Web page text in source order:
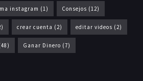
instagram (1) Consejos (12)
crear cuenta (2) editar videos (2)
Ganar Dinero (7)